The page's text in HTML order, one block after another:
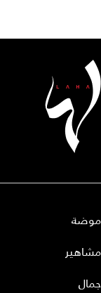
موضة
مشاهير
جمال